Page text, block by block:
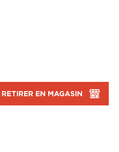
RETIRER EN MAGASIN